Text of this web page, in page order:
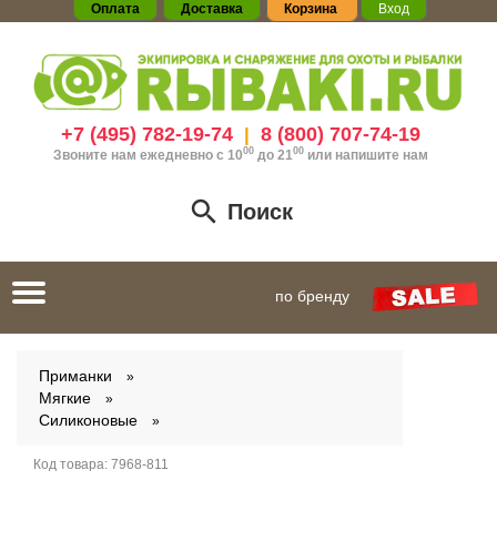
Оплата Доставка Корзина Вход
+7 (495) 782-19-74| 8 (800) 707-74-19
Звоните нам ежедневно с 1000до 21 00 или напишите нам
Поиск
Toggle
navigation
по бренду
Приманки
Мягкие
Силиконовые
Код товара: 7968-811